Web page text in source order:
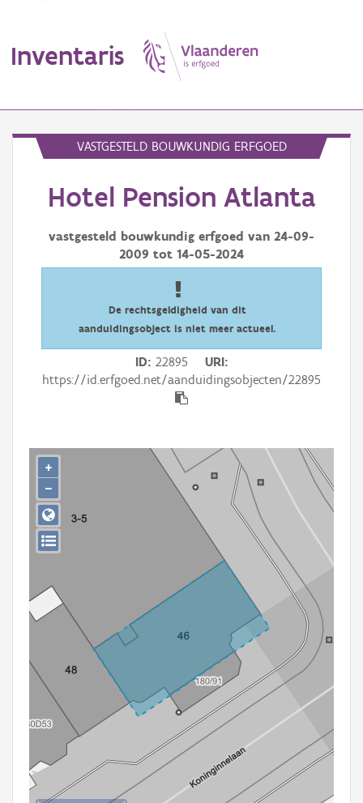
Inventaris
Erfgoedobject
Aanduidingsobject
Waarneming
Persoon of collectief
Aanmelden
VASTGESTELD BOUWKUNDIG ERFGOED
Hotel Pension Atlanta
vastgesteld bouwkundig erfgoed van 24-09-
2009 tot 14-05-2024
De rechtsgeldigheid van dit
aanduidingsobject is niet meer actueel.
ID 22895
URI
https://id.erfgoed.net/aanduidingsobjecten/22895
+
−